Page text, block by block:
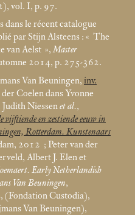
vol. I, p. 97.
dans le récent catalogue
par Stijn Alsteens : « The
van Aelst »,Master
2014, p. 275-362.
Van Beuningen, inv.
der Coelen dans Yvonne
Niessenet al.,
vijftiende en zestiende eeuw in
Rotterdam. Kunstenaars
2012 ; Peter van der
Albert J. Elen et
Early Netherlandish
Van Beuningen,
(Fondation Custodia),
Van Beuningen),